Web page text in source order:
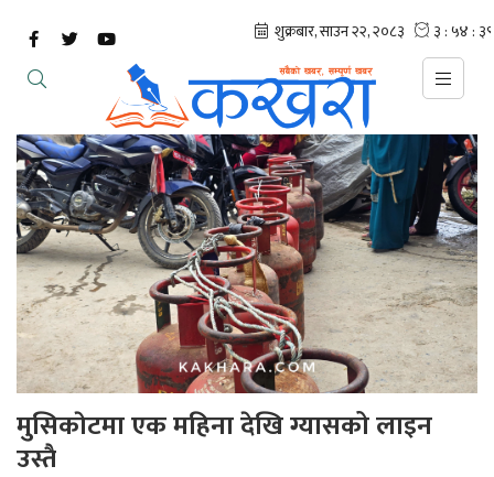
मुसिकाेटमा एक महिना देखि ग्यासको लाइन
उस्तै